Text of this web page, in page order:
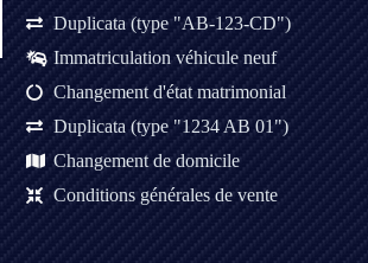
Duplicata (type "AB-123-CD")
Immatriculation véhicule neuf
Changement d'état matrimonial
Duplicata (type "1234 AB 01")
Changement de domicile
Conditions générales de vente